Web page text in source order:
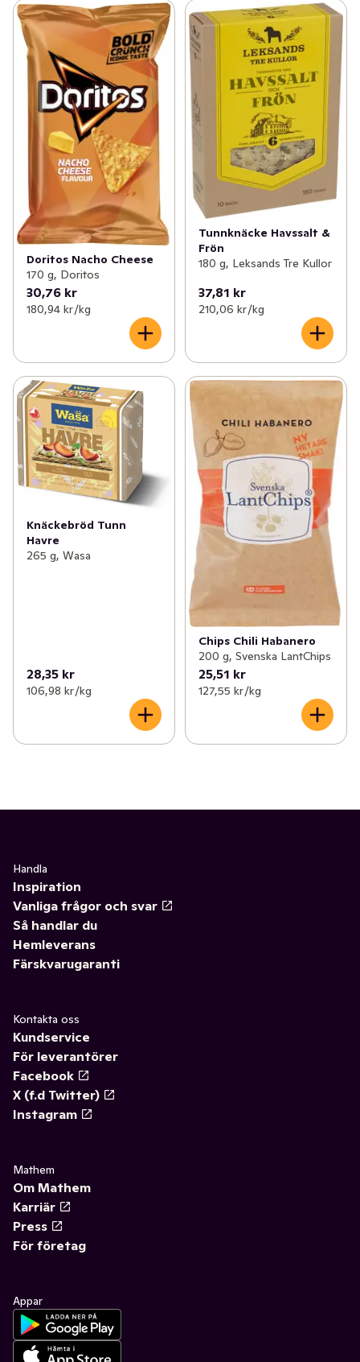
Doritos Nacho Cheese
170 g, Doritos
30,76 kr
180,94 kr /kg
Tunnknäcke Havssalt &
Frön
180 g, Leksands Tre Kullor
37,81 kr
210,06 kr /kg
Knäckebröd Tunn
Havre
265 g, Wasa
28,35 kr
106,98 kr /kg
Chips Chili Habanero
200 g, Svenska LantChips
25,51 kr
127,55 kr /kg
Handla
Inspiration
Vanliga frågor och svar
Så handlar du
Hemleverans
Färskvarugaranti
Kontakta oss
Kundservice
För leverantörer
Facebook
X (f.d Twitter)
Instagram
Mathem
Om Mathem
Karriär
Press
För företag
Appar